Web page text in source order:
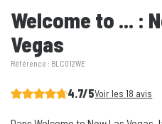
Welcome to ... :
Vegas
Référence : BLC012WE
4.7/5Voir les 18 avis